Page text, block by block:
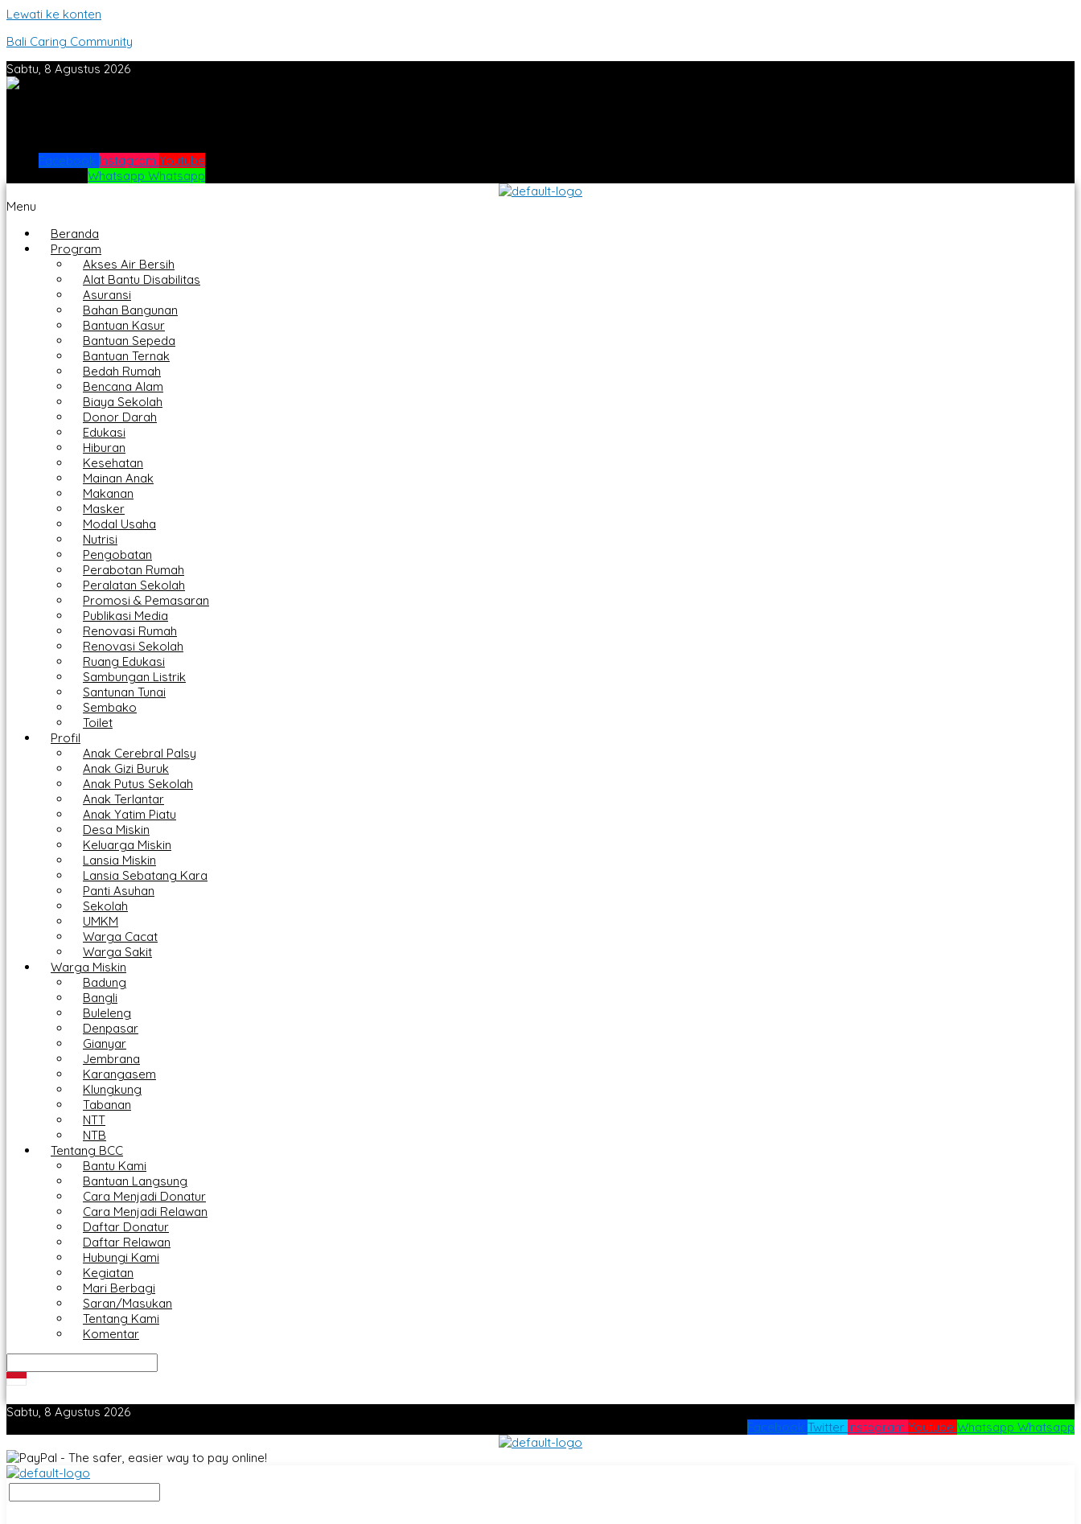
Lewati ke konten
Bali Caring Community
Sabtu, 8 Agustus 2026
Facebook Instagram Youtube
Whatsapp Whatsapp
Menu
Beranda
Program
Akses Air Bersih
Alat Bantu Disabilitas
Asuransi
Bahan Bangunan
Bantuan Kasur
Bantuan Sepeda
Bantuan Ternak
Bedah Rumah
Bencana Alam
Biaya Sekolah
Donor Darah
Edukasi
Hiburan
Kesehatan
Mainan Anak
Makanan
Masker
Modal Usaha
Nutrisi
Pengobatan
Perabotan Rumah
Peralatan Sekolah
Promosi & Pemasaran
Publikasi Media
Renovasi Rumah
Renovasi Sekolah
Ruang Edukasi
Sambungan Listrik
Santunan Tunai
Sembako
Toilet
Profil
Anak Cerebral Palsy
Anak Gizi Buruk
Anak Putus Sekolah
Anak Terlantar
Anak Yatim Piatu
Desa Miskin
Keluarga Miskin
Lansia Miskin
Lansia Sebatang Kara
Panti Asuhan
Sekolah
UMKM
Warga Cacat
Warga Sakit
Warga Miskin
Badung
Bangli
Buleleng
Denpasar
Gianyar
Jembrana
Karangasem
Klungkung
Tabanan
NTT
NTB
Tentang BCC
Bantu Kami
Bantuan Langsung
Cara Menjadi Donatur
Cara Menjadi Relawan
Daftar Donatur
Daftar Relawan
Hubungi Kami
Kegiatan
Mari Berbagi
Saran/Masukan
Tentang Kami
Komentar
Sabtu, 8 Agustus 2026
Facebook Twitter Instagram Youtube Whatsapp Whatsapp